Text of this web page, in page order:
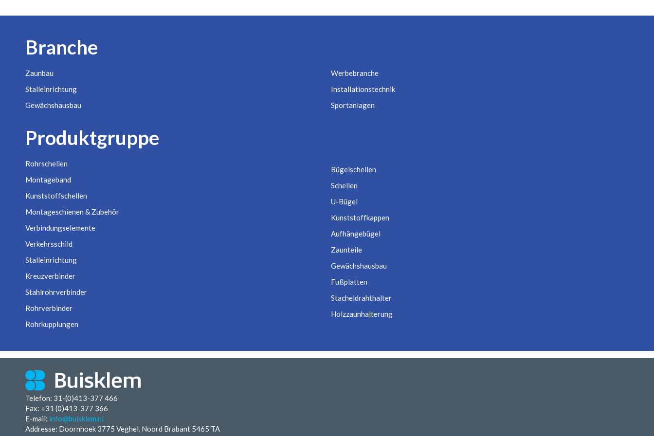
Branche
Zaunbau
Stalleinrichtung
Gewächshausbau
Werbebranche
Installationstechnik
Sportanlagen
Produktgruppe
Rohrschellen
Montageband
Kunststoffschellen
Montageschienen & Zubehör
Verbindungselemente
Verkehrsschild
Stalleinrichtung
Kreuzverbinder
Stahlrohrverbinder
Rohrverbinder
Rohrkupplungen
Bügelschellen
Schellen
U-Bügel
Kunststoffkappen
Aufhängebügel
Zaunteile
Gewächshausbau
Fußplatten
Stacheldrahthalter
Holzzaunhalterung
Telefon: 31-(0)413-377 466
Fax: +31 (0)413-377 366
E-mail: info@buisklem.nl
Addresse: Doornhoek 3775 Veghel, Noord Brabant 5465 TA